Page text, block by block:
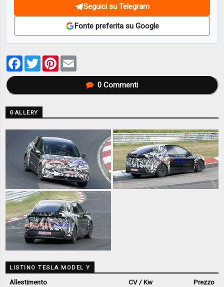
Seguici su Telegram
Fonte preferita su Google
Facebook
TwitterPinterest
0Commenti
GALLERY
LISTINO TESLA MODEL Y
Allestimento CV / Kw Prezzo